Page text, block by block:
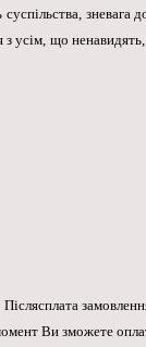
усім, що
Післясплата
Ви зможете